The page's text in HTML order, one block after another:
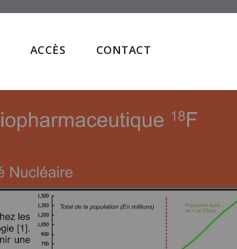
ACCÈS CONTACT